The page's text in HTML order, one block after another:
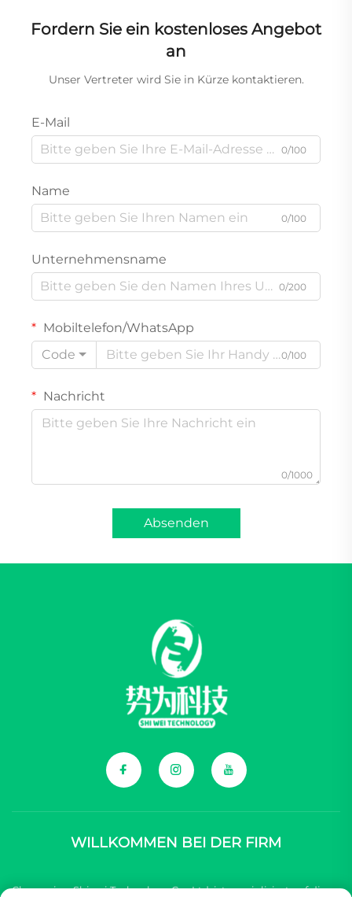
Fordern Sie ein kostenloses Angebot
an
Unser Vertreter wird Sie in Kürze kontaktieren.
E-Mail
0/100
Name
0/100
Unternehmensname
0/200
Mobiltelefon/WhatsApp
Code
0/100
Nachricht
0/1000
Absenden
WILLKOMMEN BEI DER FIRM
Chongqing Shiwei Technology Co., Ltd. ist spezialisiert auf die